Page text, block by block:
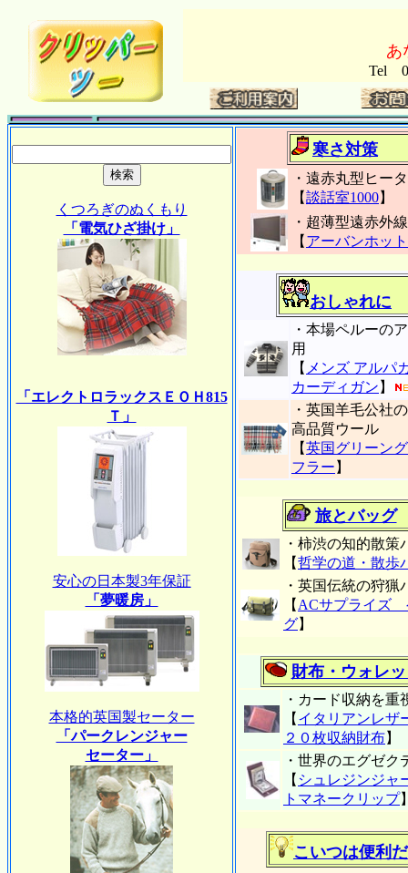
あ
Tel
くつろぎのぬくもり
「電気ひざ掛け」
「エレクトロラックスＥＯＨ815
Ｔ」
安心の日本製3年保証
「夢暖房」
本格的英国製セーター
「パークレンジャー
セーター」
寒さ対策
・遠赤丸型ヒー
【談話室1000】
・超薄型遠赤外
【 アーバンホット
おしゃれに
・本場ペルーの
用
【 メンズ アルパ
カーディガン 】
・英国羊毛公社
高品質ウール
【英国グリーン
フラー 】
旅とバッグ
・柿渋の知的散策
【哲学の道・散歩
・英国伝統の狩猟
【 ACサプライズ
グ】
財布・ウォレ
・カード収納を重
【 イタリアンレザ
２０枚収納財布】
・世界のエグゼク
【 シュレジンジャ
トマネークリップ
こいつは便利